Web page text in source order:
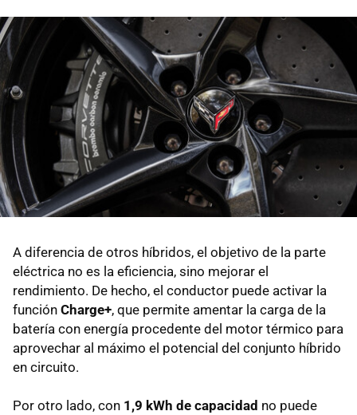
A diferencia de otros híbridos, el objetivo de la parte
eléctrica no es la eficiencia, sino mejorar el
rendimiento. De hecho, el conductor puede activar la
función Charge+, que permite amentar la carga de la
batería con energía procedente del motor térmico para
aprovechar al máximo el potencial del conjunto híbrido
en circuito.
Por otro lado, con 1,9 kWh de capacidad no puede